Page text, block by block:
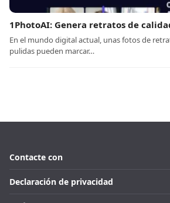
1PhotoAI: Genera retratos de
En el mundo digital actual, unas fotos de
pulidas pueden marcar…
Contacte con
Declaración de privacidad